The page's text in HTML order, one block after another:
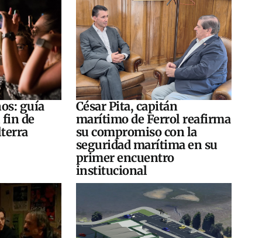
guía
fin de
César Pita, capitán
marítimo de Ferrol reafirma
su compromiso con la
seguridad marítima en su
primer encuentro
institucional